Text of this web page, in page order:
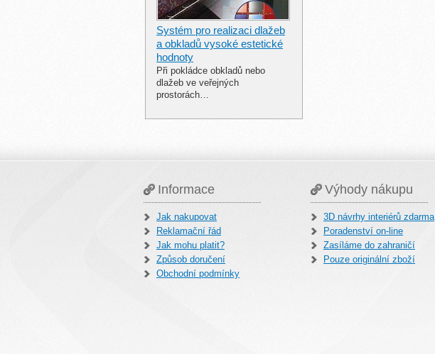
Systém pro realizaci dlažeb
a obkladů vysoké estetické
hodnoty
Při pokládce obkladů nebo
dlažeb ve veřejných
prostorách…
Informace
Jak nakupovat
Reklamační řád
Jak mohu platit?
Způsob doručení
Obchodní podmínky
Výhody nákupu
3D návrhy interiérů zdarma
Poradenství on-line
Zasíláme do zahraničí
Pouze originální zboží